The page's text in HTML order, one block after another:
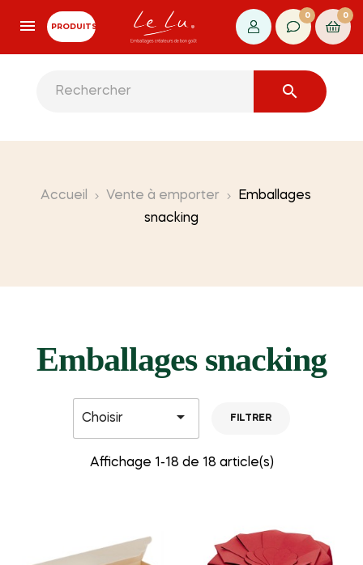
PRODUITS
0 0

Accueil Vente à emporter
Emballages
snacking
Emballages snacking
Choisir  FILTRER
Affichage 1-18 de 18 article(s)